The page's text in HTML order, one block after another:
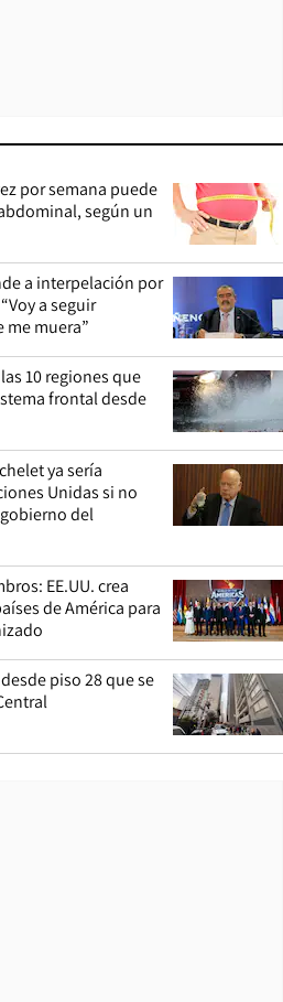
por semana puede
según un
a interpelación por
a seguir
me muera”
10 regiones que
frontal desde
ya sería
Unidas si no
del
EE.UU. crea
de América para
piso 28 que se